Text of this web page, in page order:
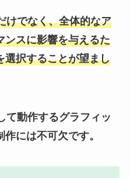
けでなく、全体的なア
ンスに影響を与えるた
選択することが望まし
て動作するグラフィッ
には不可欠です。